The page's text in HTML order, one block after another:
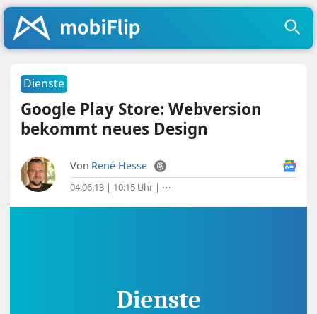
Dienste
Google Play Store: Webversion
bekommt neues Design
Von René Hesse
04.06.13 | 10:15 Uhr | ⋯